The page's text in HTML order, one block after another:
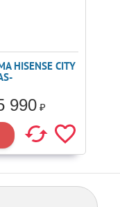
HISENSE CITY
990 ₽